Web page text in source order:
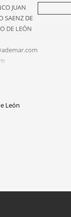
JUAN
SAENZ DE
DE LEÓN
León